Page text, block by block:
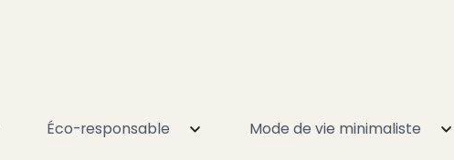
Éco-responsable Mode de vie minimaliste
de manière minimaliste ?